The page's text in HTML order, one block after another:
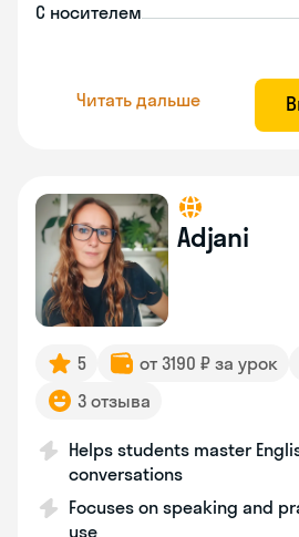
С носителем
Читать дальше
Adjani
5 от 3190 ₽ за урок
3 отзыва
Helps students master
conversations
Focuses on speaking and
use